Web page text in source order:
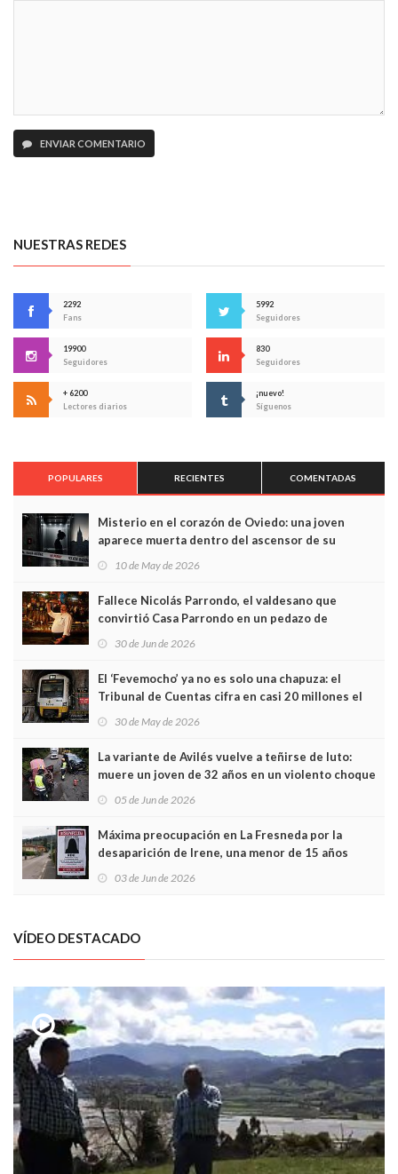
ENVIAR COMENTARIO
NUESTRAS REDES
2292
Fans
5992
Seguidores
19900
Seguidores
830
Seguidores
+ 6200
Lectores diarios
¡nuevo!
Síguenos
POPULARES RECIENTES COMENTADAS
Misterio en el corazón de Oviedo: una joven
aparece muerta dentro del ascensor de su
edificio y las cámaras captan sus últimos minutos
10 de May de 2026
Fallece Nicolás Parrondo, el valdesano que
convirtió Casa Parrondo en un pedazo de
Asturias en Madrid
30 de Jun de 2026
El ‘Fevemocho’ ya no es solo una chapuza: el
Tribunal de Cuentas cifra en casi 20 millones el
sobrecoste de los trenes que no cabían por los
30 de May de 2026
La variante de Avilés vuelve a teñirse de luto:
muere un joven de 32 años en un violento choque
frontal
05 de Jun de 2026
Máxima preocupación en La Fresneda por la
desaparición de Irene, una menor de 15 años
03 de Jun de 2026
VÍDEO DESTACADO